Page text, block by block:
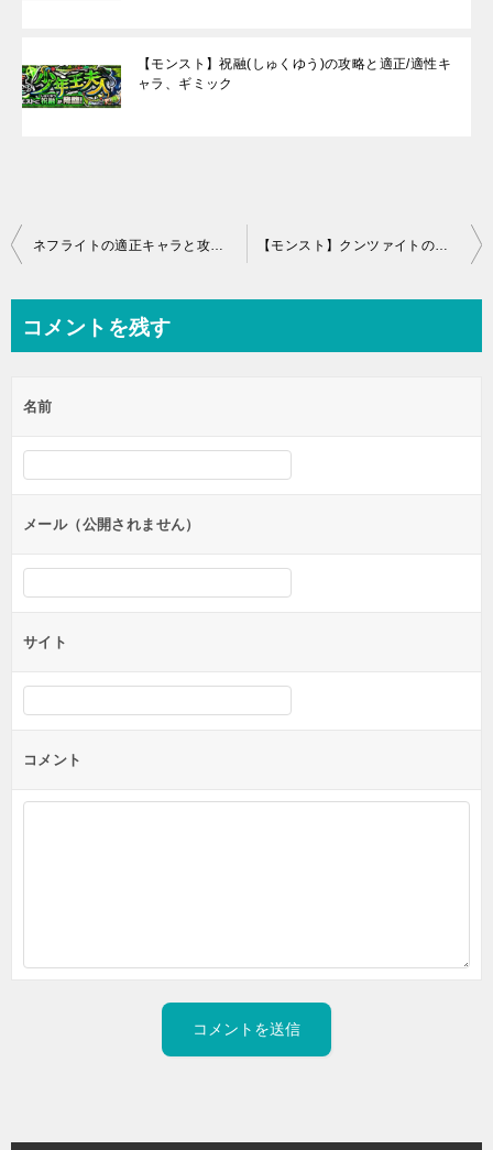
【モンスト】祝融(しゅくゆう)の攻略と適正/適性キ
ャラ、ギミック
投
ビ
ー
シ
ョ
ン
コメントを残す
名前
メール（公開されません）
サイト
コメント